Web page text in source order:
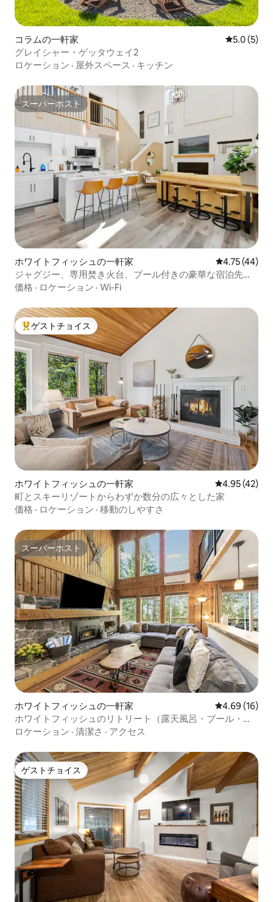
コラムの一軒家 レビュー5
5.0 (5)
グレイシャー・ゲッタウェイ2
ロケーション · 屋外スペース · キッチン
スーパーホスト
スーパーホスト
ホワイトフィッシュの一軒家 レビュー44
4.75 (44)
ジャグジー、専用焚き火台、プール付きの豪華な宿泊先で
の休暇！
価格 · ロケーション · Wi-Fi
大好評のゲストチョイスです。
ゲストチョイス
ホワイトフィッシュの一軒家 レビュー42
4.95 (42)
町とスキーリゾートからわずか数分の広々とした家
価格 · ロケーション · 移動のしやすさ
スーパーホスト
スーパーホスト
ホワイトフィッシュの一軒家 レビュー16
4.69 (16)
ホワイトフィッシュのリトリート（露天風呂・プール・湖
の景色付き）
ロケーション · 清潔さ · アクセス
ゲストチョイス
ゲストチョイス